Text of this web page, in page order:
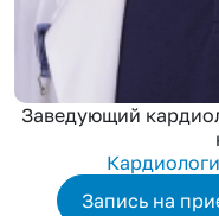
Заведующий
Запись на